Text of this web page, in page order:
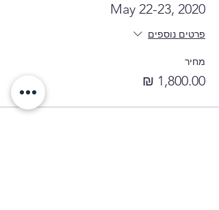
May 22-23, 2020
פרטים נוספים
מחיר